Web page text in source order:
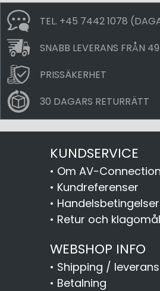
TEL. +45 7442 1078
SNABB LEVERANS FRÅN
PRISSÄKERHET
30 DAGARS RETURRÄTT
KUNDSERVICE
• Om AV-
• Kundreferenser
• Handelsbetingelser
• Retur och klagomål
WEBSHOP INFO
• Shipping / leverans
• Betalning